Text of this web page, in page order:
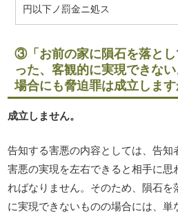
円以下ノ罰金ニ処ス
③「お前の家に隕石を落と
った、客観的に実現できな
場合にも脅迫罪は成立します
成立しません。
告知する害悪の内容としては、告
害悪の実現を左右できると相手に思
ればなりません。そのため、隕石
に実現できないものの場合には、